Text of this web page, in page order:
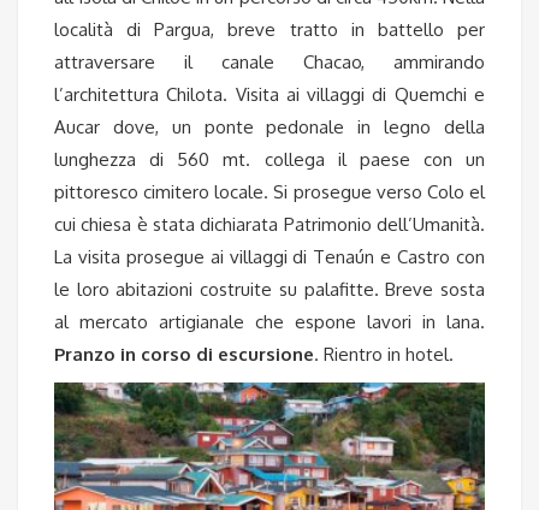
località di Pargua, breve tratto in battello per
attraversare il canale Chacao, ammirando
l’architettura Chilota. Visita ai villaggi di Quemchi e
Aucar dove, un ponte pedonale in legno della
lunghezza di 560 mt. collega il paese con un
pittoresco cimitero locale. Si prosegue verso Colo el
cui chiesa è stata dichiarata Patrimonio dell’Umanità.
La visita prosegue ai villaggi di Tenaún e Castro con
le loro abitazioni costruite su palafitte. Breve sosta
al mercato artigianale che espone lavori in lana.
Pranzo in corso di escursione. Rientro in hotel.